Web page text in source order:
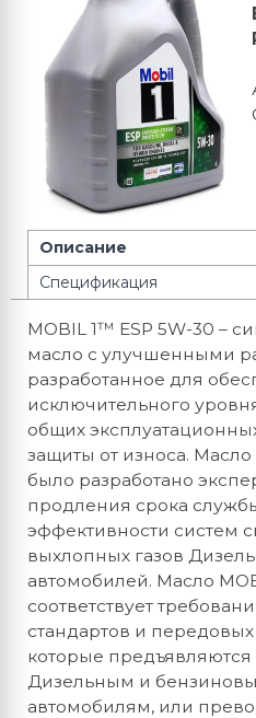
Описание
Спецификация
MOBIL 1™ ESP 5W-30 –
масло с улучшенными
разработанное для
исключительного
общих
защиты от износа. Масло
было разработано
продления срока
эффективности систем
выхлопных газов
автомобилей. Масло
соответствует
стандартов и
которые
Дизельным и
автомобилям, или